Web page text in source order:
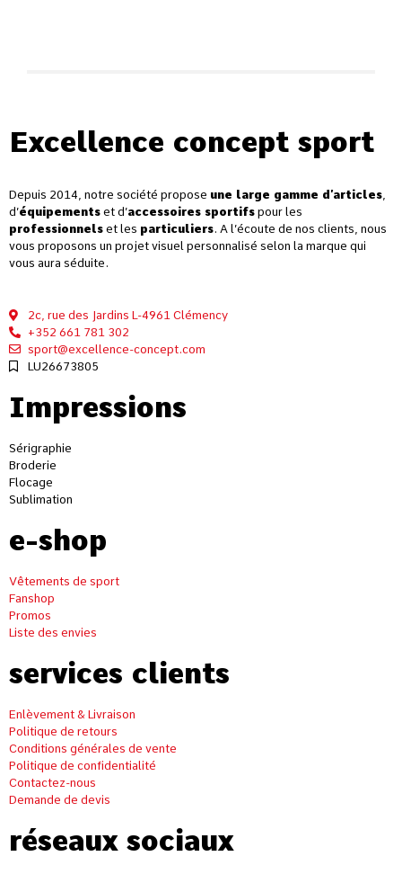
Excellence concept sport
Depuis 2014, notre société propose une large gamme d’articles
d’équipements et d’accessoires sportifs pour les
professionnels et les particuliers. A l’écoute de nos clients, nous
vous proposons un projet visuel personnalisé selon la marque qui
vous aura séduite.
2c, rue des Jardins L-4961 Clémency
+352 661 781 302
sport@excellence-concept.com
LU26673805
Impressions
Sérigraphie
Broderie
Flocage
Sublimation
e-shop
Vêtements de sport
Fanshop
Promos
Liste des envies
services clients
Enlèvement & Livraison
Politique de retours
Conditions générales de vente
Politique de confidentialité
Contactez-nous
Demande de devis
réseaux sociaux